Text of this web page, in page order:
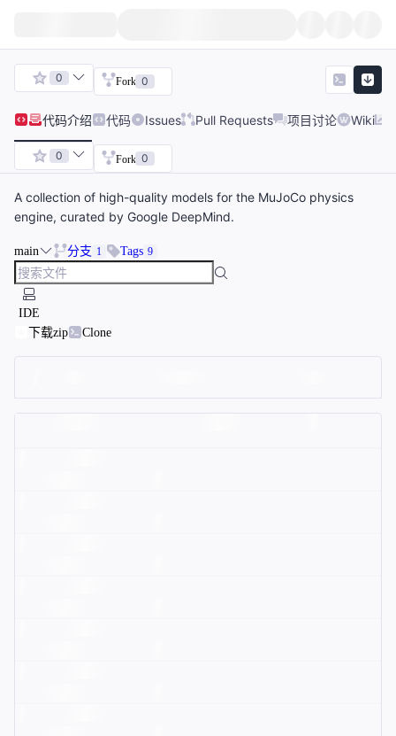
0 Fork 0
代码介绍 代码 Issues Pull Requests 项目讨论 Wiki
0 Fork 0
A collection of high-quality models for the MuJoCo physics
engine, curated by Google DeepMind.
main 分支 1 Tags 9
IDE
下载zip
Clone